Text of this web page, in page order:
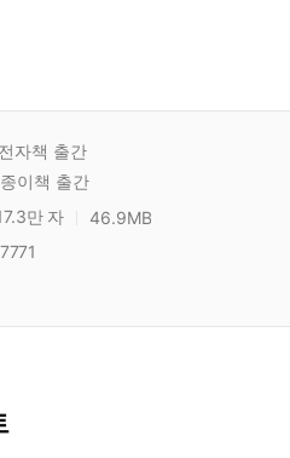
전자책 출간
종이책 출간
만 자 46.9MB